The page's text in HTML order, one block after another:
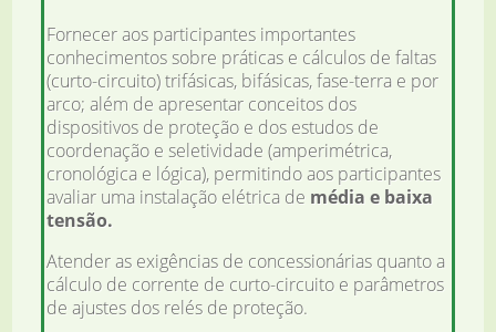
Fornecer aos participantes importantes
conhecimentos sobre práticas e cálculos de faltas
(curto-circuito) trifásicas, bifásicas, fase-terra e por
arco; além de apresentar conceitos dos
dispositivos de proteção e dos estudos de
coordenação e seletividade (amperimétrica,
cronológica e lógica), permitindo aos participantes
avaliar uma instalação elétrica de média e baixa
tensão.
Atender as exigências de concessionárias quanto a
cálculo de corrente de curto-circuito e parâmetros
de ajustes dos relés de proteção.